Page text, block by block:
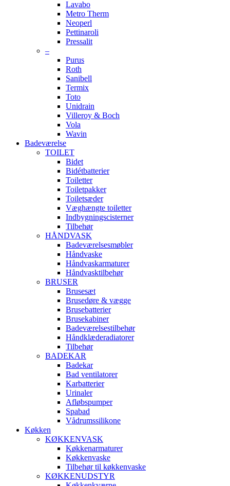
Lavabo
Metro Therm
Neoperl
Pettinaroli
Pressalit
–
Purus
Roth
Sanibell
Termix
Toto
Unidrain
Villeroy & Boch
Vola
Wavin
Badeværelse
TOILET
Bidet
Bidétbatterier
Toiletter
Toiletpakker
Toiletsæder
Væghængte toiletter
Indbygningscisterner
Tilbehør
HÅNDVASK
Badeværelsesmøbler
Håndvaske
Håndvaskarmaturer
Håndvasktilbehør
BRUSER
Brusesæt
Brusedøre & vægge
Brusebatterier
Brusekabiner
Badeværelsestilbehør
Håndklæderadiatorer
Tilbehør
BADEKAR
Badekar
Bad ventilatorer
Karbatterier
Urinaler
Afløbspumper
Spabad
Vådrumssilikone
Køkken
KØKKENVASK
Køkkenarmaturer
Køkkenvaske
Tilbehør til køkkenvaske
KØKKENUDSTYR